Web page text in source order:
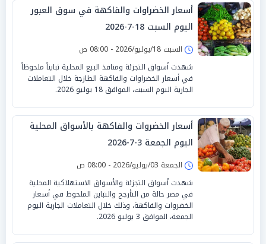
أسعار الخضراوات والفاكهة في سوق العبور
اليوم السبت 18-7-2026
السبت 18/يوليو/2026 - 08:00 ص
شهدت أسواق التجزئة ومنافذ البيع المحلية تبايناً ملحوظاً
في أسعار الخضراوات والفاكهة الطازجة خلال التعاملات
الجارية اليوم السبت، الموافق 18 يوليو 2026.
أسعار الخضروات والفاكهة بالأسواق المحلية
اليوم الجمعة 3-7-2026
الجمعة 03/يوليو/2026 - 08:00 ص
شهدت أسواق التجزئة والأسواق الاستهلاكية المحلية
في مصر حالة من التأرجح والتباين الملحوظ في أسعار
الخضروات والفاكهة، وذلك خلال التعاملات الجارية اليوم
الجمعة، الموافق 3 يوليو 2026.